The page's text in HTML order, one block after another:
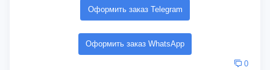
Оформить заказ Telegram
Оформить заказ WhatsApp
0